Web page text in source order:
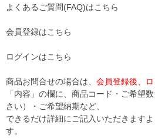
よくあるご質問(FAQ)はこちら
会員登録はこちら
ログインはこちら
商品お問合せの場合は、 会員登録後、
「内容」の欄に、商品コード・ご希望
さい）・ご希望納期など、
できるだけ詳細にご記入いただきます
す。